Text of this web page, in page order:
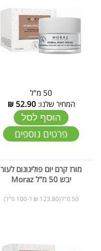
50 מ"ל
המחיר שלנו:52.90
₪
הוסף לסל
פרטים נוספים
מורז קרם יום פוליגונום לעור
יבש 50 מ"ל Moraz
50 מ"ל(123.80 ₪ ל-100 מ"ל)